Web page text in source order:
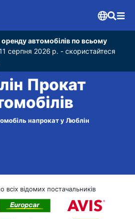
автомобілів по всьому
серпня 2026 р. - скористайтеся
Прокат
напрокат у Люблін
відомих постачальників